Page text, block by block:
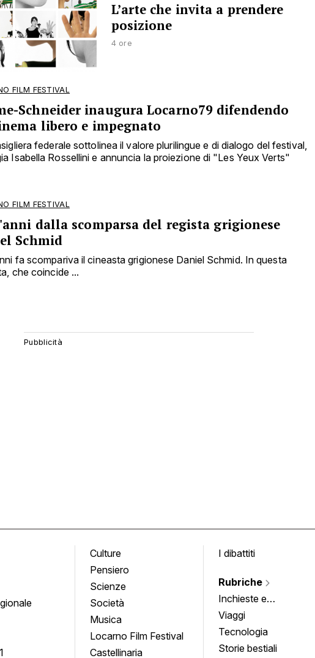
L’arte che invita a prendere
posizione
4 ore
FILM FESTIVAL
Schneider inaugura Locarno79 difendendo
libero e impegnato
federale sottolinea il valore plurilingue e di dialogo del festival,
Isabella Rossellini e annuncia la proiezione di "Les Yeux Verts"
FILM FESTIVAL
dalla scomparsa del regista grigionese
Schmid
fa scompariva il cineasta grigionese Daniel Schmid. In questa
che coincide ...
Culture
Pensiero
Scienze
Società
Musica
Locarno Film Festival
Castellinaria
I dibattiti
Rubriche
Inchieste e
approfondimenti
Viaggi
Tecnologia
Storie bestiali